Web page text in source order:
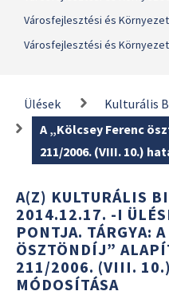
Városfejlesztési és
Városfejlesztési és
Ülések
Kulturális
A „Kölcsey Ferenc
211/2006. (VIII. 10.)
A(Z) KULTURÁLIS
2014.12.17. -I
PONTJA. TÁRGYA:
ÖSZTÖNDÍJ”
211/2006. (VIII. 10.)
MÓDOSÍTÁSA